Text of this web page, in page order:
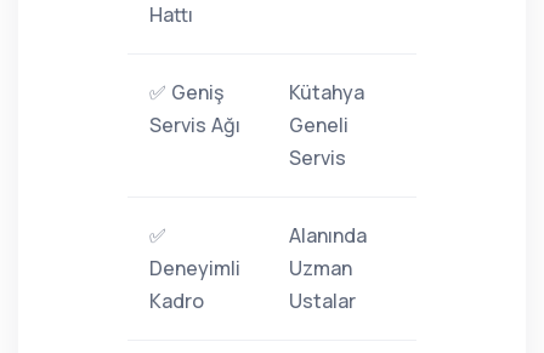
Hattı
✅ Geniş
Servis Ağı
Kütahya
Geneli
Servis
✅
Deneyimli
Kadro
Alanında
Uzman
Ustalar